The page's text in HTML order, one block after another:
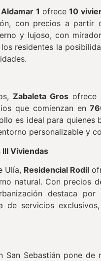
Aldamar 1 ofrece10
con precios a partir
y lujoso, con
residentes la
Zabaleta Gros ofrece
que comienzan en
es ideal para quienes
personalizable y
III Viviendas
Ulía, Residencial Rodil
natural. Con precios
destaca por
de servicios
San Sebastián pone